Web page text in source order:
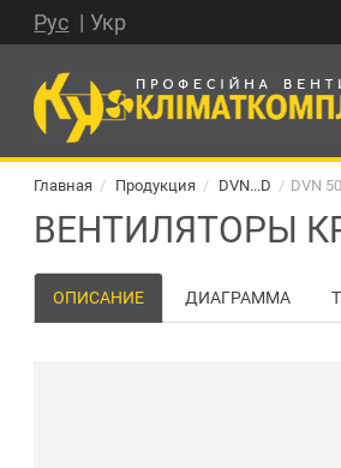
Рус Укр
Главная Продукция DVN...D DVN
ВЕНТИЛЯТОРЫ
ОПИСАНИЕ ДИАГРАММА